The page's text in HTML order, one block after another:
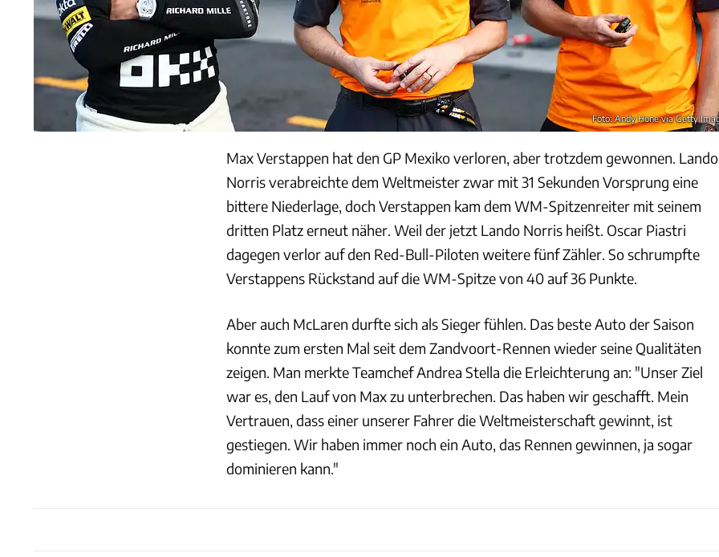
Foto: Andy Hone via Getty
Max Verstappen hat den GP Mexiko verloren, aber trotzdem gewonnen. Lando
Norris verabreichte dem Weltmeister zwar mit 31 Sekunden Vorsprung eine
bittere Niederlage, doch Verstappen kam dem WM-Spitzenreiter mit seinem
dritten Platz erneut näher. Weil der jetzt Lando Norris heißt. Oscar Piastri
dagegen verlor auf den Red-Bull-Piloten weitere fünf Zähler. So schrumpfte
Verstappens Rückstand auf die WM-Spitze von 40 auf 36 Punkte.
Aber auch McLaren durfte sich als Sieger fühlen. Das beste Auto der Saison
konnte zum ersten Mal seit dem Zandvoort-Rennen wieder seine Qualitäten
zeigen. Man merkte Teamchef Andrea Stella die Erleichterung an: "Unser Ziel
war es, den Lauf von Max zu unterbrechen. Das haben wir geschafft. Mein
Vertrauen, dass einer unserer Fahrer die Weltmeisterschaft gewinnt, ist
gestiegen. Wir haben immer noch ein Auto, das Rennen gewinnen, ja sogar
dominieren kann."